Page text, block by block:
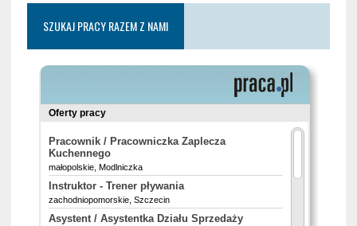
SZUKAJ PRACY RAZEM Z NAMI